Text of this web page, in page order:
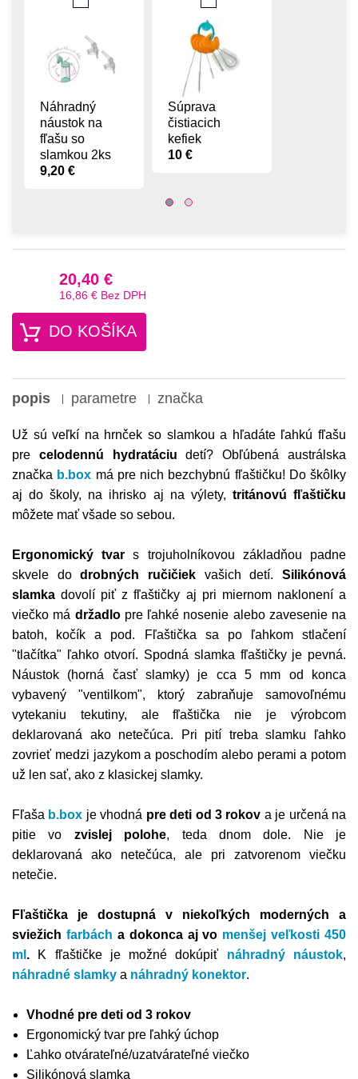
Náhradný
náustok na
fľašu so
slamkou 2ks
9,20 €
Súprava
čistiacich
kefiek
10 €
20,40 €
16,86 € Bez DPH
DO KOŠÍKA
popis parametre značka
Už sú veľkí na hrnček so slamkou a hľadáte ľahkú fľašu
pre celodennú hydratáciu detí? Obľúbená austrálska
značka b.box má pre nich bezchybnú fľaštičku! Do škôlky
aj do školy, na ihrisko aj na výlety, tritánovú fľaštičku
môžete mať všade so sebou.
Ergonomický tvar s trojuholníkovou základňou padne
skvele dodrobných ručičiek vašich detí.Silikónová
slamka dovolí piť z fľaštičky aj pri miernom naklonení a
viečko má držadlopre ľahké nosenie alebo zavesenie na
batoh, kočík a pod. Fľaštička sa po ľahkom stlačení
"tlačítka" ľahko otvorí. Spodná slamka fľaštičky je pevná.
Náustok (horná časť slamky) je cca 5 mm od konca
vybavený "ventilkom", ktorý zabraňuje samovoľnému
vytekaniu tekutiny, ale fľaštička nie je výrobcom
deklarovaná ako netečúca. Pri pití treba slamku ľahko
zovrieť medzi jazykom a poschodím alebo perami a potom
už len sať, ako z klasickej slamky.
Fľaša b.box je vhodná pre deti od 3 rokov a je určená na
pitie vo zvislej polohe, teda dnom dole. Nie je
deklarovaná ako netečúca, ale pri zatvorenom viečku
netečie.
Fľaštička je dostupná v niekoľkých moderných a
sviežich farbách a dokonca aj vo menšej veľkosti 450
ml . K fľaštičke je možné dokúpiť náhradný náustok,
náhradné slamky a náhradný konektor.
Vhodné pre deti od 3 rokov
Ergonomický tvar pre ľahký úchop
Ľahko otvárateľné/uzatvárateľné viečko
Silikónová slamka